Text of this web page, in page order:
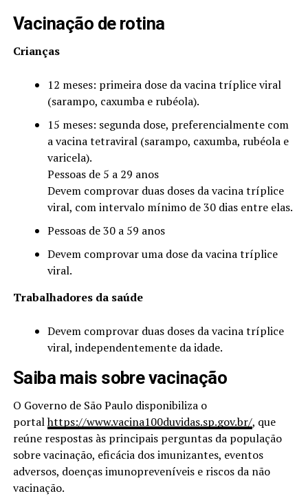
Vacinação de rotina
Crianças
12 meses: primeira dose da vacina tríplice viral
(sarampo, caxumba e rubéola).
15 meses: segunda dose, preferencialmente com
a vacina tetraviral (sarampo, caxumba, rubéola e
varicela).
Pessoas de 5 a 29 anos
Devem comprovar duas doses da vacina tríplice
viral, com intervalo mínimo de 30 dias entre elas.
Pessoas de 30 a 59 anos
Devem comprovar uma dose da vacina tríplice
viral.
Trabalhadores da saúde
Devem comprovar duas doses da vacina tríplice
viral, independentemente da idade.
Saiba mais sobre vacinação
O Governo de São Paulo disponibiliza o
portalhttps://www.vacina100duvidas.sp.gov.br/, que
reúne respostas às principais perguntas da população
sobre vacinação, eficácia dos imunizantes, eventos
adversos, doenças imunopreveníveis e riscos da não
vacinação.